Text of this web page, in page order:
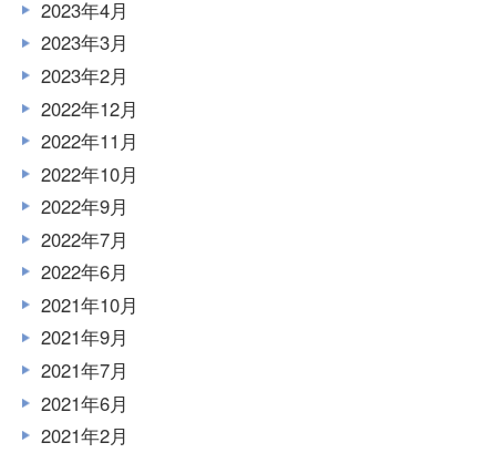
2023年4月
2023年3月
2023年2月
2022年12月
2022年11月
2022年10月
2022年9月
2022年7月
2022年6月
2021年10月
2021年9月
2021年7月
2021年6月
2021年2月